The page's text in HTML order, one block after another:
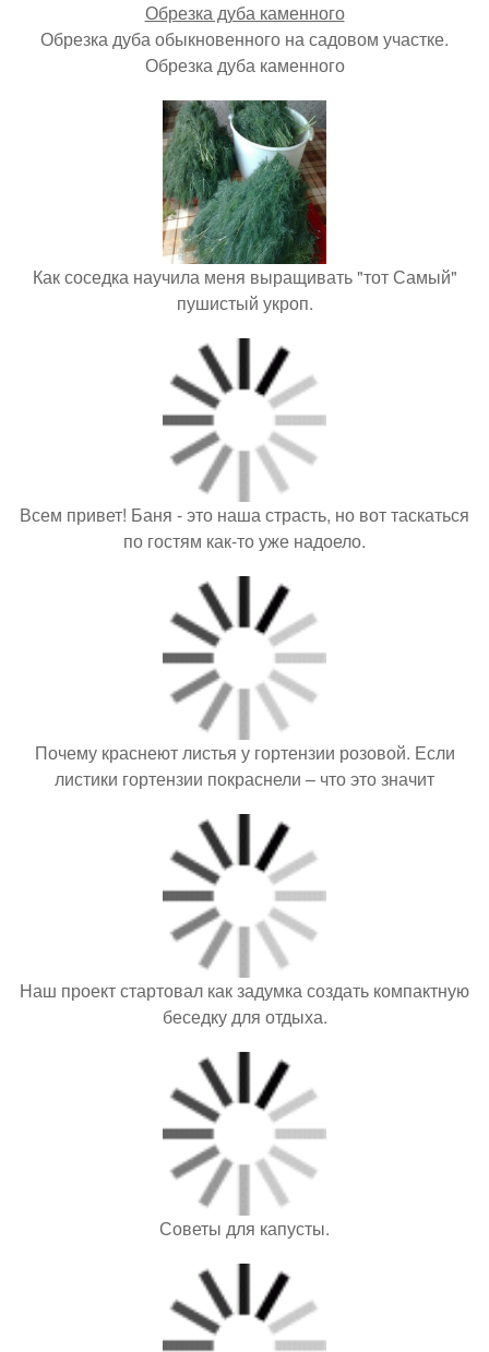
Обрезка дуба обыкновенного на садовом участке.
Обрезка дуба каменного
Как соседка научила меня выращивать "тот Самый"
пушистый укроп.
Всем привет! Баня - это наша страсть, но вот таскаться
по гостям как-то уже надоело.
Почему краснеют листья у гортензии розовой. Если
листики гортензии покраснели – что это значит
Наш проект стартовал как задумка создать компактную
беседку для отдыха.
Советы для капусты.
Борная кислота - чудо - средство для шикарного урожая